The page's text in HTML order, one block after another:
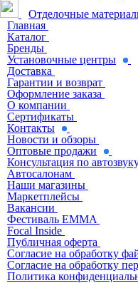
Отделочные
Главная
Каталог
Бренды
Установочные центры
Доставка
Гарантии и возврат
Оформление заказа
О компании
Сертификаты
Контакты
Новости и обзоры
Оптовые продажи
Консультация по
Автосалонам
Наши магазины
Маркетплейсы
Вакансии
Фестиваль EMMA
Focal Inside
Публичная оферта
Согласие на обработку
Согласие на обработку
Политика